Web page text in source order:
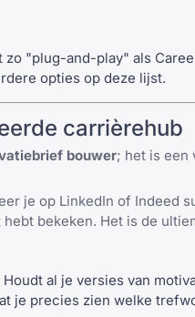
zo "plug-and-play" als
opties op deze lijst.
carrièrehub
bouwer; het is een
je op LinkedIn of Indeed
bekeken. Het is de
Houdt al je versies van
je precies zien welke